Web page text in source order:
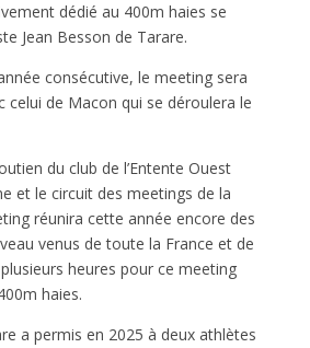
dédié au 400m haies se
Jean Besson de Tarare.
consécutive, le meeting sera
celui de Macon qui se déroulera le
du club de l’Entente Ouest
et le circuit des meetings de la
réunira cette année encore des
venus de toute la France et de
heures pour ce meeting
haies.
a permis en 2025 à deux athlètes